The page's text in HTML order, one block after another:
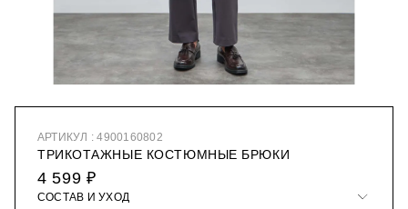
АРТИКУЛ : 4900160802
ТРИКОТАЖНЫЕ КОСТЮМНЫЕ БРЮКИ
4 599 ₽
СОСТАВ И УХОД